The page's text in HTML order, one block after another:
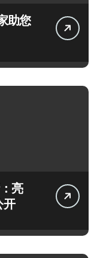
助您
亮
开